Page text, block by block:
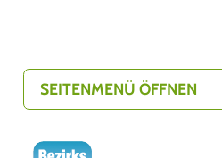
SEITENMENÜ ÖFFNEN